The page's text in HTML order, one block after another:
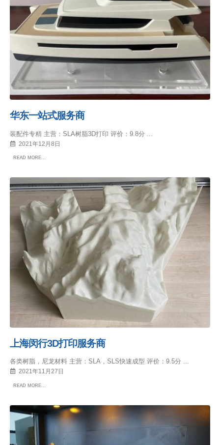
华东一站式服务商
装配件专精 主营：SLA树脂3D打印 评价：9.8分 ...
2021年12月8日
READ MORE...
上海闵行3D打印服务商
各类树脂，尼龙材料 主营：SLA，SLS快速成型 评价：9.5分 ...
2021年11月27日
READ MORE...